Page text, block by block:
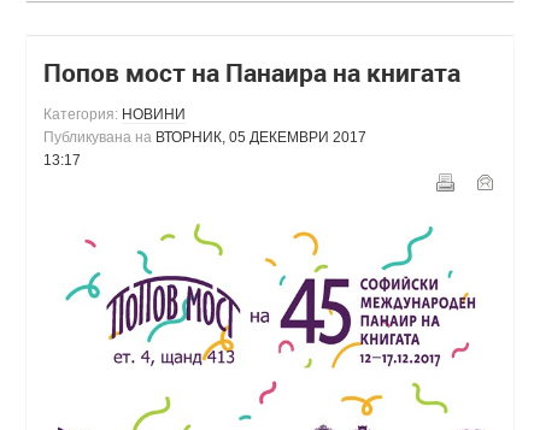
Попов мост на Панаира на книгата
Категория: НОВИНИ
Публикувана на ВТОРНИК, 05 ДЕКЕМВРИ 2017
13:17